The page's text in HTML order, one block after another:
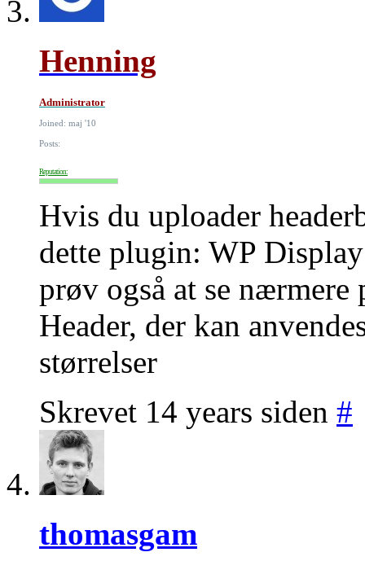
Henning
Administrator
Joined: maj '10
Posts:
Reputation:
Hvis du uploader
dette plugin: WP
prøv også at se nærmere
Header, der kan
størrelser
Skrevet 14 years siden #
thomasgam